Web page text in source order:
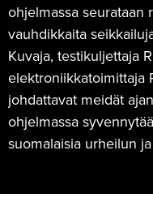
ohjelmassa seurataan
vauhdikkaita
Kuvaja, testikuljettaja
elektroniikkatoimittaja
johdattavat meidät
ohjelmassa
suomalaisia urheilun